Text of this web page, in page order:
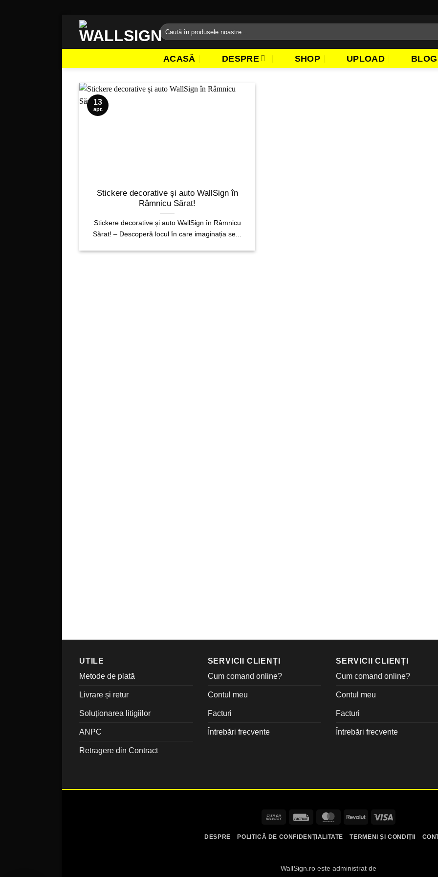
Caută
după:
ACASĂ DESPRE SHOP UPLOAD BLOG
Stickere decorative și auto WallSign în
Râmnicu Sărat!
Stickere decorative și auto WallSign în Râmnicu
Sărat! – Descoperă locul în care imaginația se...
13
apr.
UTILE
Metode de plată
Livrare și retur
Soluționarea litigiilor
ANPC
Retragere din Contract
SERVICII CLIENȚI
Cum comand online?
Contul meu
Facturi
Întrebări frecvente
SERVICII CLIENȚI
Cum comand online?
Contul meu
Facturi
Întrebări frecvente
Cash
Delivery
Facture MasterCardRevolut
DESPRE POLITICĂ DE CONFIDENȚIALITATE TERMENI ȘI CONDIȚII
WallSign.ro este administrat de